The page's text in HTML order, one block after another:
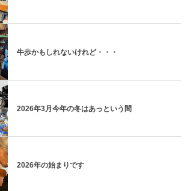
牛歩かもしれないけれど・・・
2026年3月今年の冬はあっという間
2026年の始まりです